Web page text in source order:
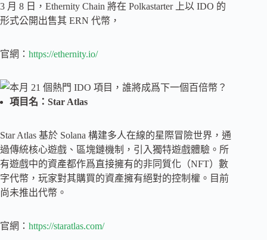
3 月 8 日，Ethernity Chain 將在 Polkastarter 上以 IDO 的
形式公開出售其 ERN 代幣，
官網： https://ethernity.io/
項目名：Star Atlas
Star Atlas 基於 Solana 構建多人在線的星際冒險世界，通
過傳統核心遊戲、區塊鏈機制，引入獨特遊戲體驗。所
有遊戲中的資產都作爲直接擁有的非同質化（NFT）數
字代幣，玩家對其購買的資產擁有絕對的控制權。目前
尚未推出代幣。
官網： https://staratlas.com/